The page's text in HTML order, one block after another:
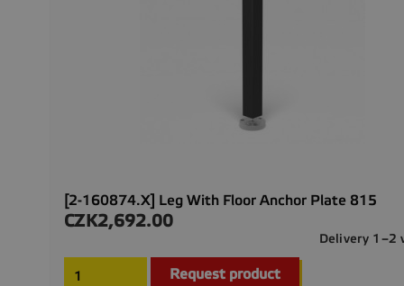
[2-160874.X] Leg With Floor Anchor Plate 815
Price
CZK2,692.00
Delivery 1–2
Request product